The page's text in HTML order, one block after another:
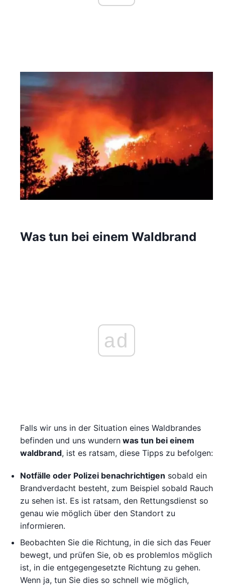
Was tun bei einem Waldbrand
ad
Falls wir uns in der Situation eines Waldbrandes
befinden und uns wundern was tun bei einem
waldbrand, ist es ratsam, diese Tipps zu befolgen:
Notfälle oder Polizei benachrichtigen sobald ein
Brandverdacht besteht, zum Beispiel sobald Rauch
zu sehen ist. Es ist ratsam, den Rettungsdienst so
genau wie möglich über den Standort zu
informieren.
Beobachten Sie die Richtung, in die sich das Feuer
bewegt, und prüfen Sie, ob es problemlos möglich
ist, in die entgegengesetzte Richtung zu gehen.
Wenn ja, tun Sie dies so schnell wie möglich,